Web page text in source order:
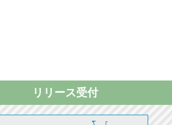
リリース受付